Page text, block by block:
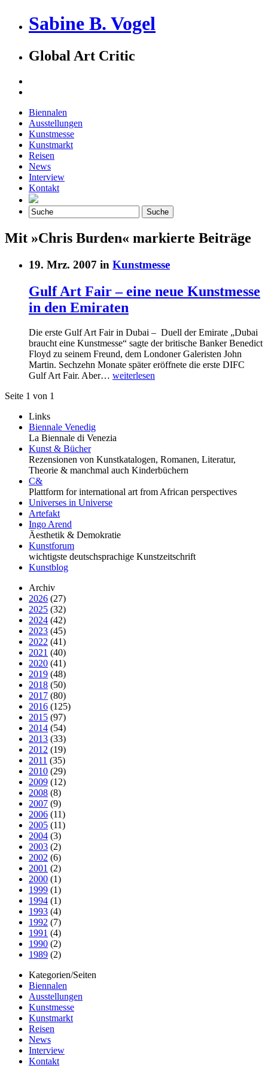
Sabine B. Vogel
Global Art Critic
Biennalen
Ausstellungen
Kunstmesse
Kunstmarkt
Reisen
News
Interview
Kontakt
Mit »Chris Burden« markierte Beiträge
19. Mrz. 2007 in Kunstmesse
Gulf Art Fair – eine neue Kunstmesse
in den Emiraten
Die erste Gulf Art Fair in Dubai – Duell der Emirate „Dubai
braucht eine Kunstmesse“ sagte der britische Banker Benedict
Floyd zu seinem Freund, dem Londoner Galeristen John
Martin. Sechzehn Monate später eröffnete die erste DIFC
Gulf Art Fair. Aber… weiterlesen
Seite 1 von 1
Links
Biennale Venedig
La Biennale di Venezia
Kunst & Bücher
Rezensionen von Kunstkatalogen, Romanen, Literatur,
Theorie & manchmal auch Kinderbüchern
C&
Plattform for international art from African perspectives
Universes in Universe
Artefakt
Ingo Arend
Äesthetik & Demokratie
Kunstforum
wichtigste deutschsprachige Kunstzeitschrift
Kunstblog
Archiv
2026 (27)
2025 (32)
2024 (42)
2023 (45)
2022 (41)
2021 (40)
2020 (41)
2019 (48)
2018 (50)
2017 (80)
2016 (125)
2015 (97)
2014 (54)
2013 (33)
2012 (19)
2011 (35)
2010 (29)
2009 (12)
2008 (8)
2007 (9)
2006 (11)
2005 (11)
2004 (3)
2003 (2)
2002 (6)
2001 (2)
2000 (1)
1999 (1)
1994 (1)
1993 (4)
1992 (7)
1991 (4)
1990 (2)
1989 (2)
Kategorien/Seiten
Biennalen
Ausstellungen
Kunstmesse
Kunstmarkt
Reisen
News
Interview
Kontakt